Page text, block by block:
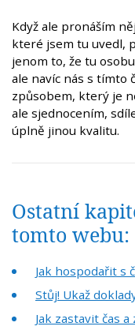
Když ale pronáším
které jsem tu uvedl,
jenom to, že tu
ale navíc nás s tímto
způsobem, který je
ale sjednocením,
úplně jinou kvalitu.
Ostatní
tomto webu:
Jak hospodařit s
Stůj! Ukaž
Jak zastavit čas